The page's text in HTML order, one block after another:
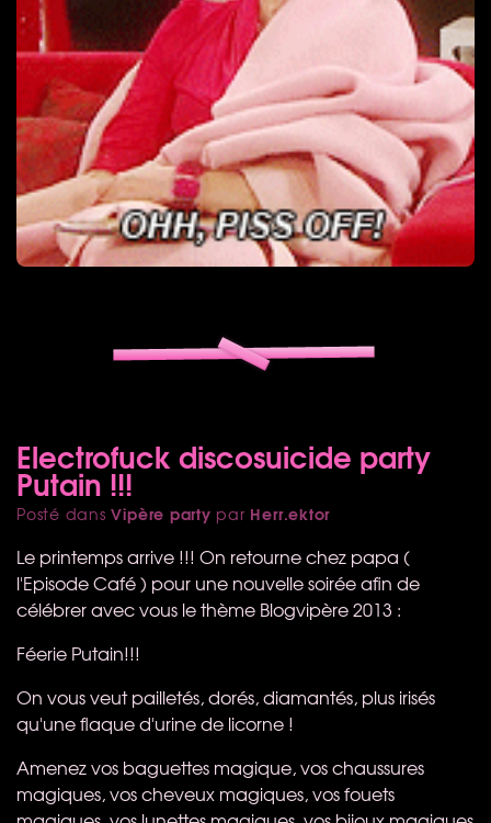
Electrofuck discosuicide party
Putain !!!
Posté dansVipère party par Herr.ektor
Le printemps arrive !!! On retourne chez papa (
l'Episode Café ) pour une nouvelle soirée afin de
célébrer avec vous le thème Blogvipère 2013 :
Féerie Putain!!!
On vous veut pailletés, dorés, diamantés, plus irisés
qu'une flaque d'urine de licorne !
Amenez vos baguettes magique, vos chaussures
magiques, vos cheveux magiques, vos fouets